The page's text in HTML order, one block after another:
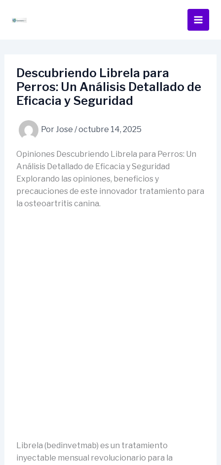
Descubriendo Librela para
Perros: Un Análisis Detallado de
Eficacia y Seguridad
PorJose /octubre 14, 2025
Opiniones Descubriendo Librela para Perros: Un
Análisis Detallado de Eficacia y Seguridad
Explorando las opiniones, beneficios y
precauciones de este innovador tratamiento para
la osteoartritis canina.
Librela (bedinvetmab) es un tratamiento
inyectable mensual revolucionario para la